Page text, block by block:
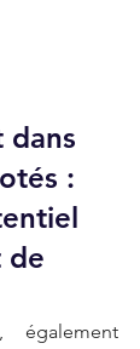
dans
:
de